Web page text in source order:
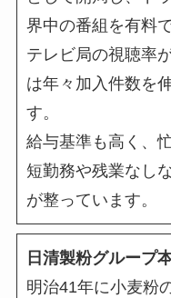
界中の番組を有料
テレビ局の視聴率
は年々加入件数を
す。
給与基準も高く、
短勤務や残業なし
が整っています。
日清製粉グループ
明治41年に小麦粉